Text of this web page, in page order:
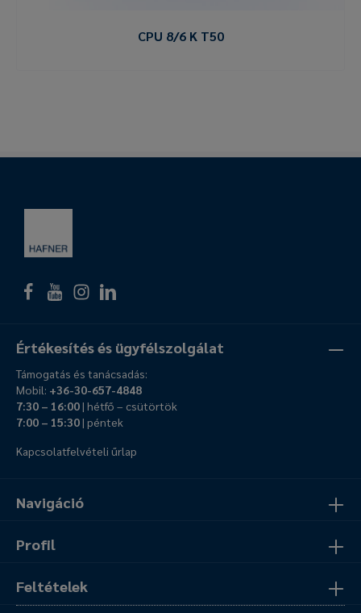
CPU 8/6 K T50
Navigáció
Profil
Feltételek
Értékesítés és ügyfélszolgálat
Támogatás és tanácsadás:
Mobil: +36-30-657-4848
7:30 – 16:00| hétfő – csütörtök
7:00 – 15:30| péntek
Kapcsolatfelvételi űrlap